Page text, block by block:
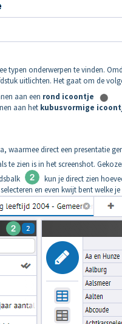
onderwerpen te vinden.
uitlichten. Het gaat om de
aan een rond icoontje
aan het kubusvormige
waarmee direct een presentatie
te zien is in het screenshot.
kun je direct zien
en even kwijt bent welke